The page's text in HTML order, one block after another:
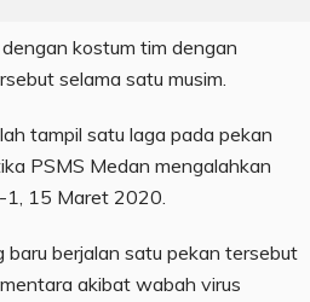
kostum tim dengan
selama satu musim.
tampil satu laga pada pekan
PSMS Medan mengalahkan
1, 15 Maret 2020.
baru berjalan satu pekan tersebut
akibat wabah virus